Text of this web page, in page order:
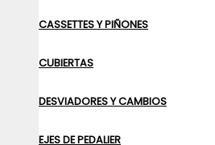
CASSETTES Y PIÑONES
CUBIERTAS
DESVIADORES Y CAMBIOS
EJES DE PEDALIER